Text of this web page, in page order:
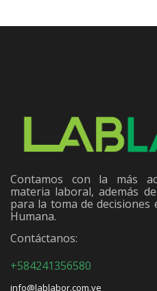
Contamos con la más
materia laboral, además
para la toma de decisiones
Humana.
Contáctanos:
+584241356580
info@lablabor.com.ve